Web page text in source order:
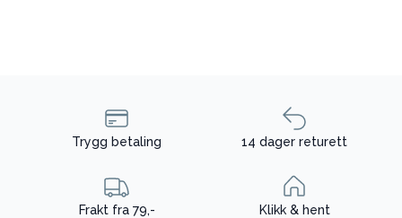
Trygg betaling 14 dager returett
Frakt fra 79,- Klikk & hent